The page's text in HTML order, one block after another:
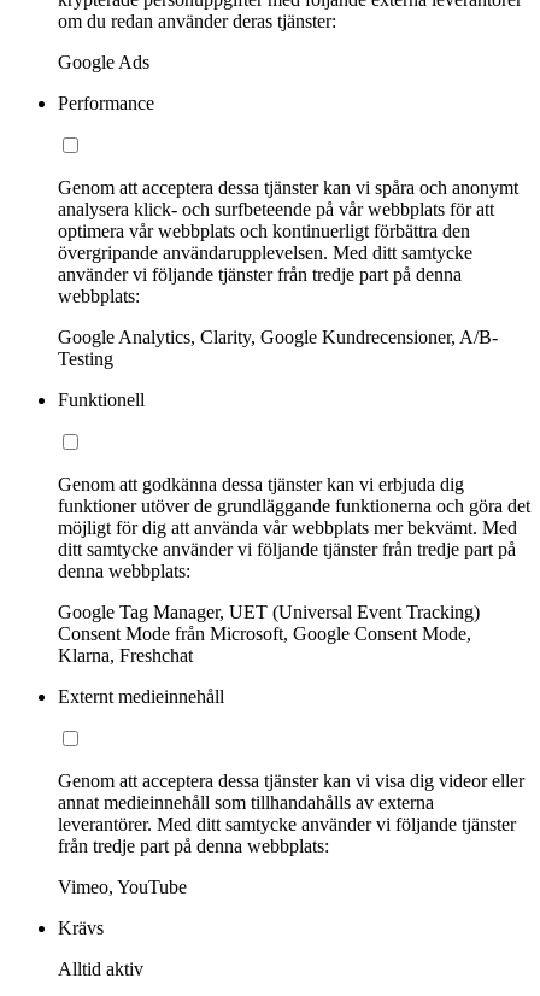
om du redan använder deras tjänster:
Google Ads
Performance
Genom att acceptera dessa tjänster kan vi spåra och anonymt
analysera klick- och surfbeteende på vår webbplats för att
optimera vår webbplats och kontinuerligt förbättra den
övergripande användarupplevelsen. Med ditt samtycke
använder vi följande tjänster från tredje part på denna
webbplats:
Google Analytics, Clarity, Google Kundrecensioner, A/B-
Testing
Funktionell
Genom att godkänna dessa tjänster kan vi erbjuda dig
funktioner utöver de grundläggande funktionerna och göra det
möjligt för dig att använda vår webbplats mer bekvämt. Med
ditt samtycke använder vi följande tjänster från tredje part på
denna webbplats:
Google Tag Manager, UET (Universal Event Tracking)
Consent Mode från Microsoft, Google Consent Mode,
Klarna, Freshchat
Externt medieinnehåll
Genom att acceptera dessa tjänster kan vi visa dig videor eller
annat medieinnehåll som tillhandahålls av externa
leverantörer. Med ditt samtycke använder vi följande tjänster
från tredje part på denna webbplats:
Vimeo, YouTube
Krävs
Alltid aktiv